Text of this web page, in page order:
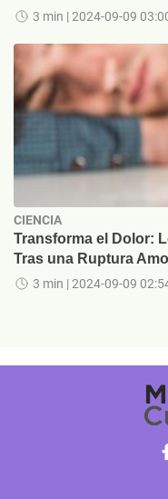
3 min | 2024-09-09
CIENCIA
Transforma el Dolor:
Tras una Ruptura
3 min | 2024-09-09